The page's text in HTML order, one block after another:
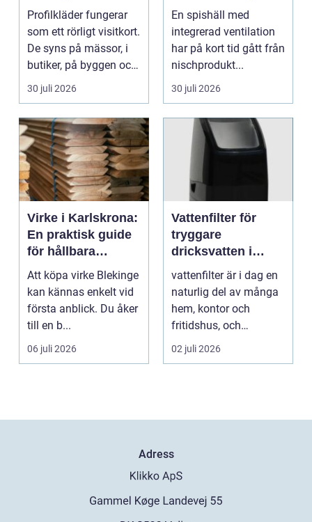
klubbar en
starkare identitet
Profilkläder fungerar
som ett rörligt visitkort.
De syns på mässor, i
butiker, på byggen och
längs v...
30 juli 2026
moderna kök
En spishäll med
integrerad ventilation
har på kort tid gått från
nischprodukt...
30 juli 2026
Virke i Karlskrona:
En praktisk guide
för hållbara
byggprojekt
Att köpa virke Blekinge
kan kännas enkelt vid
första anblick. Du åker
till en b...
06 juli 2026
Vattenfilter för
tryggare
dricksvatten i
vardagen
vattenfilter är i dag en
naturlig del av många
hem, kontor och
fritidshus, och
intresset ökar för va...
02 juli 2026
Adress